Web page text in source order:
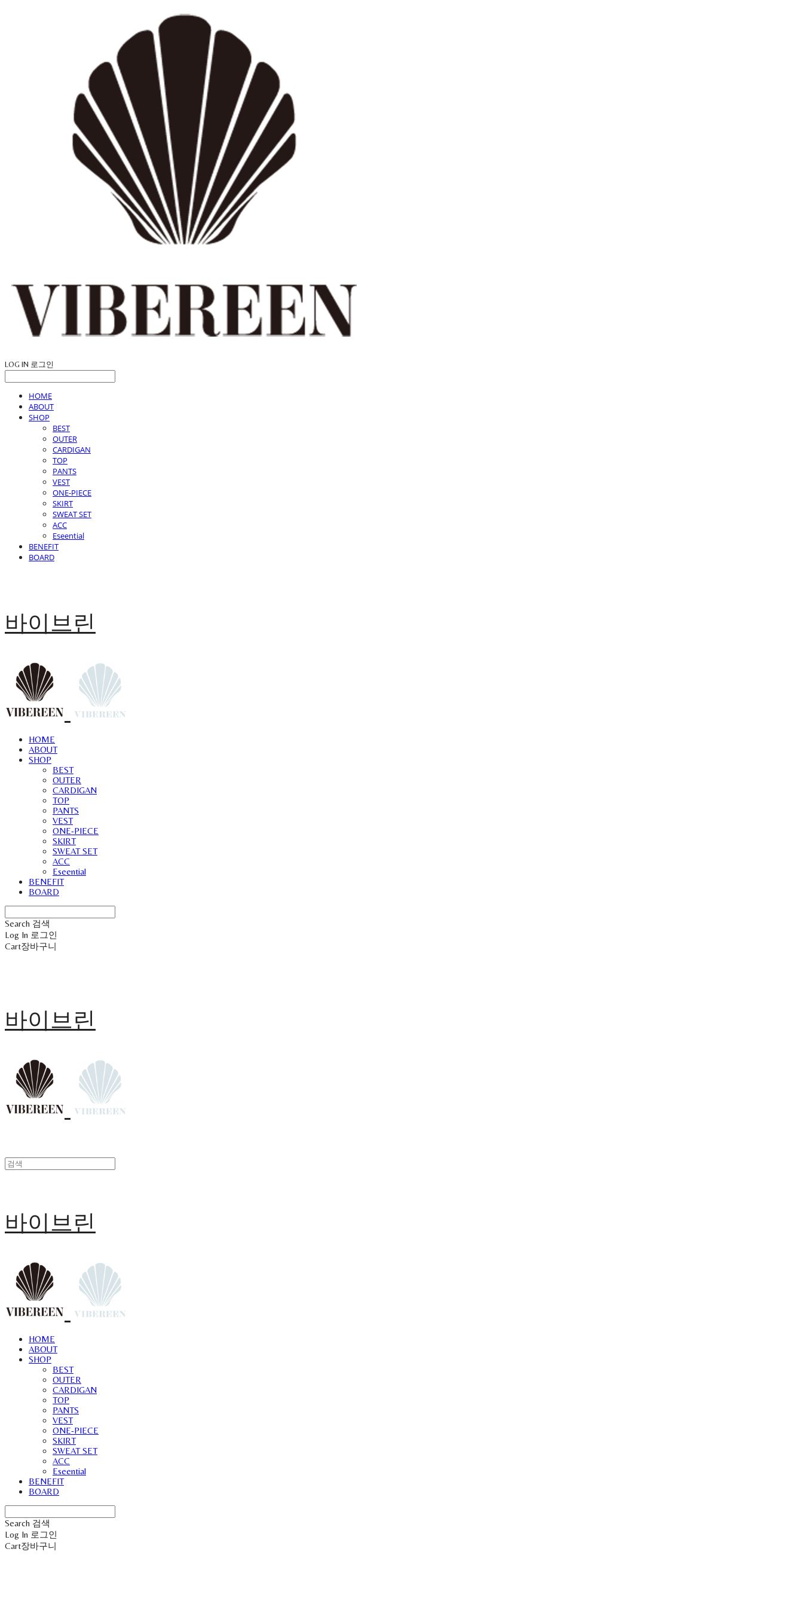
LOG IN 로그인
HOME
ABOUT
SHOP
BEST
OUTER
CARDIGAN
TOP
PANTS
VEST
ONE-PIECE
SKIRT
SWEAT SET
ACC
Eseential
BENEFIT
BOARD
바이브린
HOME
ABOUT
SHOP
BEST
OUTER
CARDIGAN
TOP
PANTS
VEST
ONE-PIECE
SKIRT
SWEAT SET
ACC
Eseential
BENEFIT
BOARD
Search 검색
Log In 로그인
Cart장바구니
바이브린
바이브린
HOME
ABOUT
SHOP
BEST
OUTER
CARDIGAN
TOP
PANTS
VEST
ONE-PIECE
SKIRT
SWEAT SET
ACC
Eseential
BENEFIT
BOARD
Search 검색
Log In 로그인
Cart장바구니